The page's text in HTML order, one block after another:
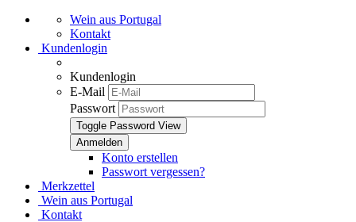
Wein aus Portugal
Kontakt
Kundenlogin
Kundenlogin
E-Mail
Passwort
Toggle Password View
Konto erstellen
Passwort vergessen?
Merkzettel
Wein aus Portugal
Kontakt